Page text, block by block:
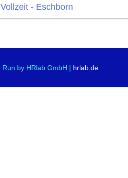
Vollzeit - Eschborn
Run by HRlab GmbH | hrlab.de